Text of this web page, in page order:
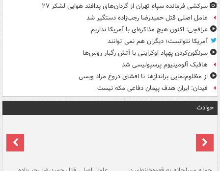
سرکشی فرمانده سپاه تهران از گردان‌های پدافند هوایی لشکر ۲۷
عامل اصلی قتل حمیدرضا رجب‌زاده دستگیر شد
عراقچی: اکنون هیچ مذاکره‌ای با آمریکا نداریم
آمریکا نتوانست؛ دیگران هم نمی توانند
سرنگون‌کردن پهپاد اوکراینی با آتش رگبار روس‌ها
هافبک آلومینیوم پرسپولیسی شد
از مظلوم‌نمایی براندازها تا افشای دروغ مراد ویسی
فیدان: ایران هدف پیمان دفاعی مکه نیست
حوادث